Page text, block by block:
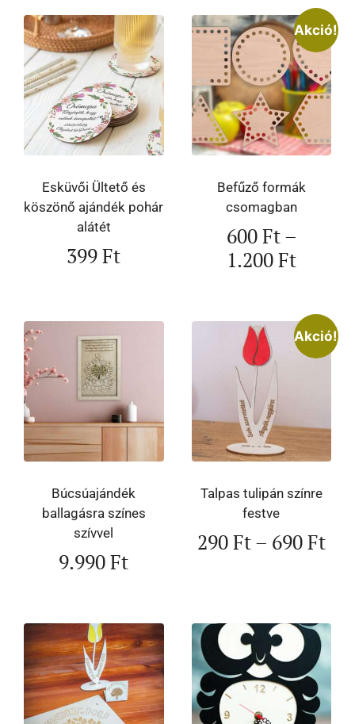
Esküvői Ültető és
köszönő ajándék pohár
alátét
399Ft
Akció!
Befűző formák
csomagban
600Ft–
1.200Ft
Búcsúajándék
ballagásra színes
szívvel
9.990Ft
Akció!
Talpas tulipán színre
festve
290Ft– 690Ft